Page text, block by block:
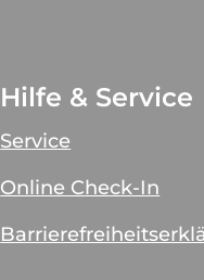
Hilfe & Service
Service
Online Check-In